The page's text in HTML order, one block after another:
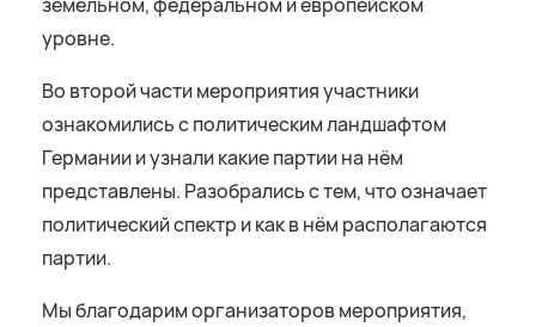
земельном, федеральном и европейском
уровне.
Во второй части мероприятия участники
ознакомились с политическим ландшафтом
Германии и узнали какие партии на нём
представлены. Разобрались с тем, что означает
политический спектр и как в нём располагаются
партии.
Мы благодарим организаторов мероприятия,